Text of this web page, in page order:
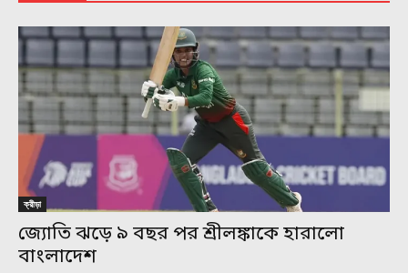
ক্রীড়া
জ্যোতি ঝড়ে ৯ বছর পর শ্রীলঙ্কাকে হারালো
বাংলাদেশ